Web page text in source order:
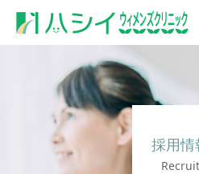
採用情
Recruit
初めての方へ
診療案内
診療時間・アクセス